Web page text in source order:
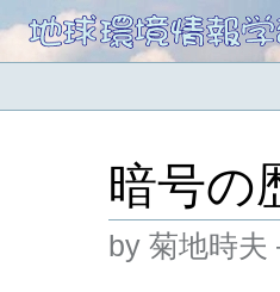
暗号の
by 菊地時